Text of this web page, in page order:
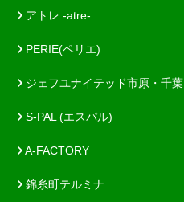
アトレ -atre-
PERIE(ペリエ)
ジェフユナイテッド市原・千葉
S-PAL (エスパル)
A-FACTORY
錦糸町テルミナ